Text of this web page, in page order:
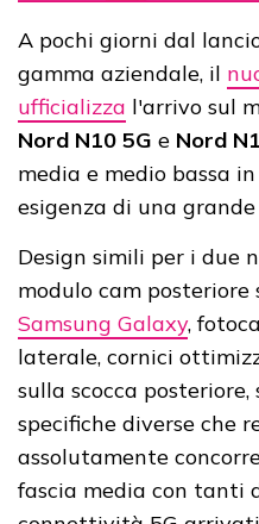
A pochi giorni dal
gamma aziendale, il
ufficializza l'arrivo sul
Nord N10 5G e Nord
media e medio bassa
esigenza di una
Design simili per i due
modulo cam
Samsung Galaxy,
laterale, cornici
sulla scocca
specifiche diverse che
assolutamente
fascia media con tanti